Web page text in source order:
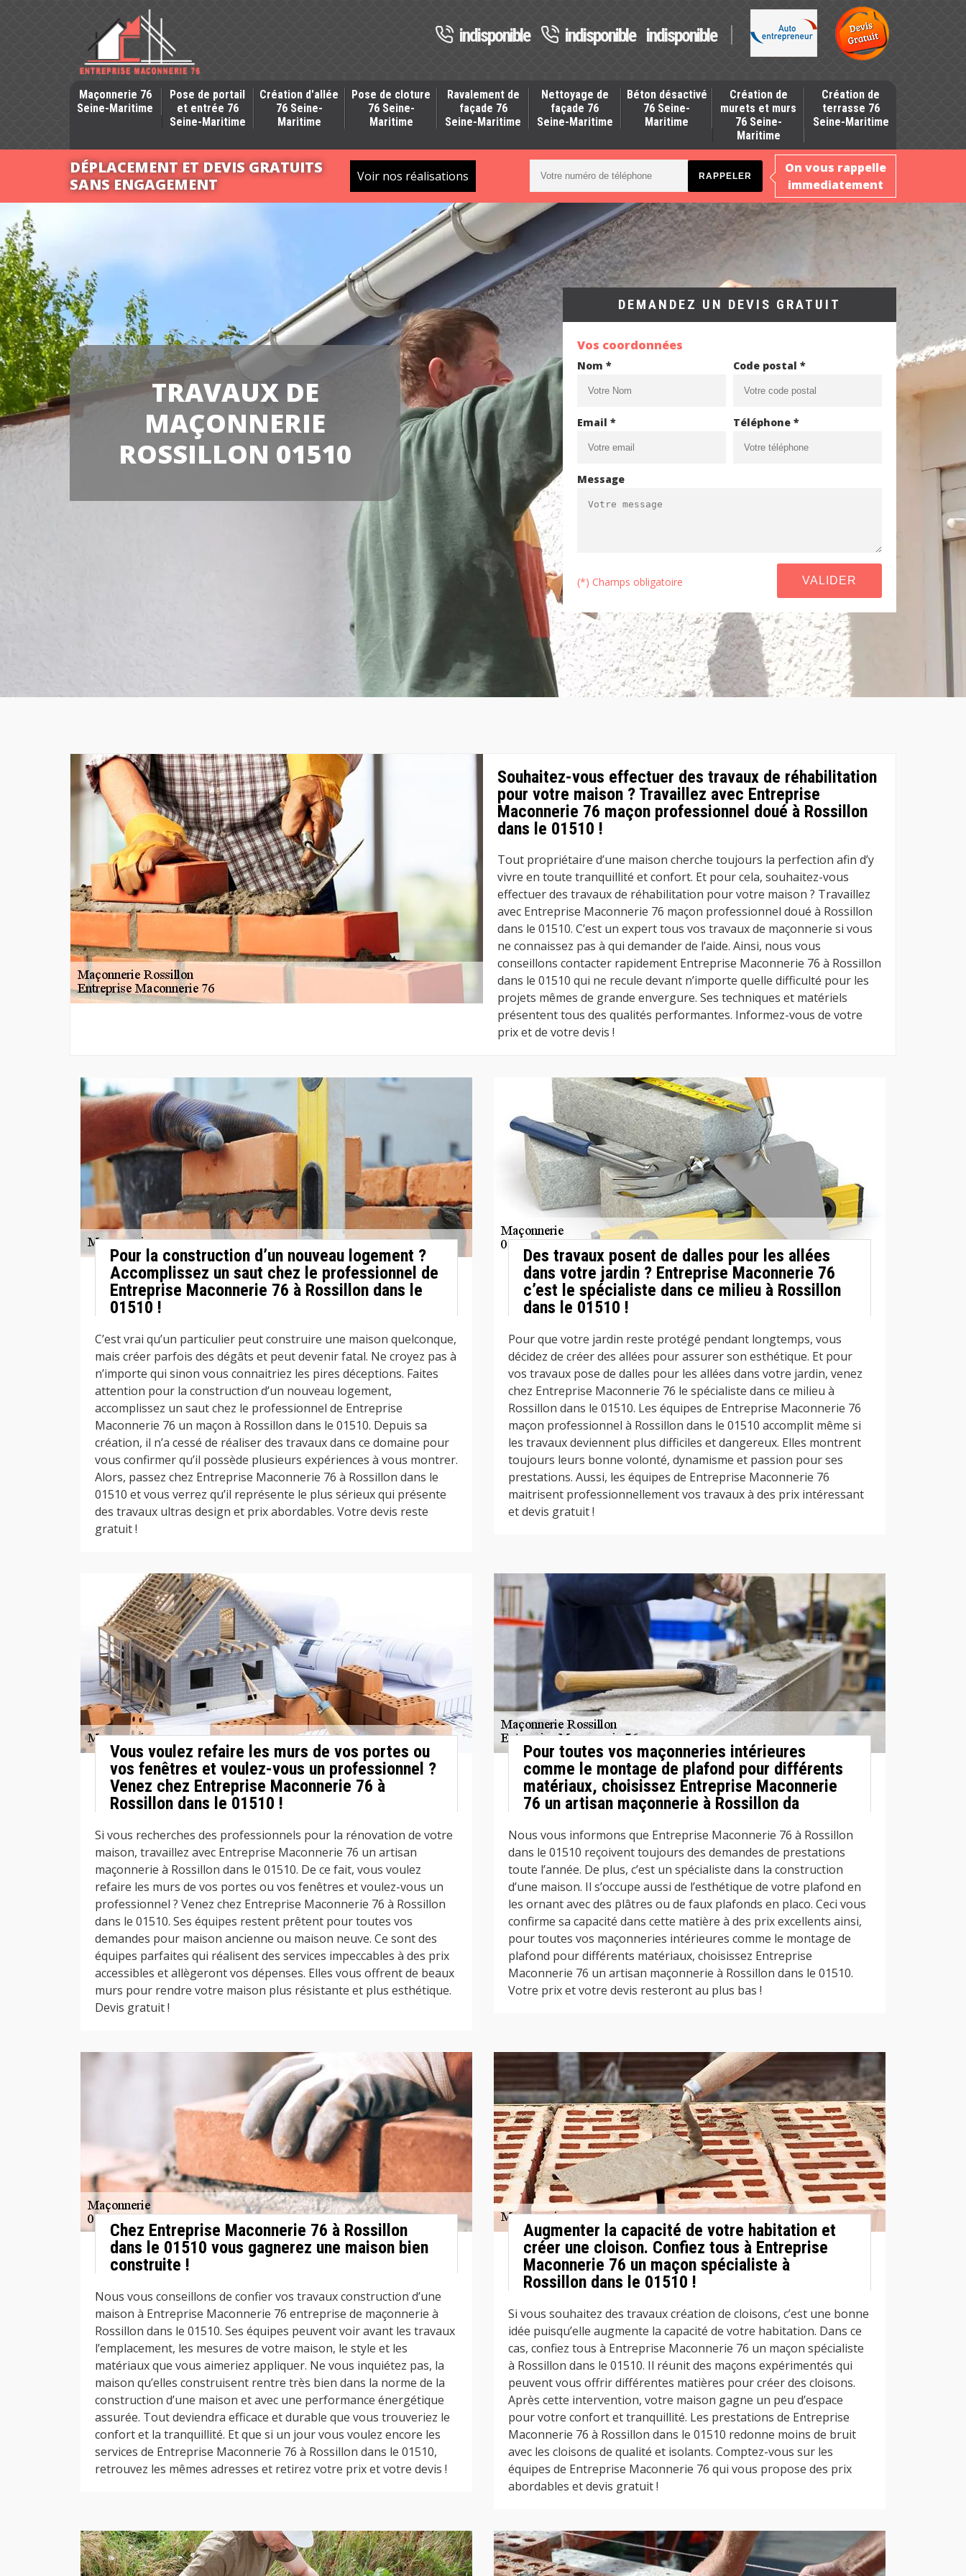
indisponible indisponible indisponible
Maçonnerie 76
Seine-Maritime
Pose de portail
et entrée 76
Seine-Maritime
Création d'allée
76 Seine-
Maritime
Pose de cloture
76 Seine-
Maritime
Ravalement de
façade 76
Seine-Maritime
Nettoyage de
façade 76
Seine-Maritime
Béton désactivé
76 Seine-
Maritime
Création de
murets et murs
76 Seine-
Maritime
Création de
terrasse 76
Seine-Maritime
DÉPLACEMENT ET DEVIS GRATUITS
SANS ENGAGEMENT
Voir nos réalisations
On vous rappelle
immediatement
TRAVAUX DE
MAÇONNERIE
ROSSILLON 01510
DEMANDEZ UN DEVIS GRATUIT
Vos coordonnées
Nom * Code postal *
Email * Téléphone *
Message
(*) Champs obligatoire
Souhaitez-vous effectuer des travaux de réhabilitation
pour votre maison ? Travaillez avec Entreprise
Maconnerie 76 maçon professionnel doué à Rossillon
dans le 01510 !
Tout propriétaire d’une maison cherche toujours la perfection afin d’y
vivre en toute tranquillité et confort. Et pour cela, souhaitez-vous
effectuer des travaux de réhabilitation pour votre maison ? Travaillez
avec Entreprise Maconnerie 76 maçon professionnel doué à Rossillon
dans le 01510. C’est un expert tous vos travaux de maçonnerie si vous
ne connaissez pas à qui demander de l’aide. Ainsi, nous vous
conseillons contacter rapidement Entreprise Maconnerie 76 à Rossillon
dans le 01510 qui ne recule devant n’importe quelle difficulté pour les
projets mêmes de grande envergure. Ses techniques et matériels
présentent tous des qualités performantes. Informez-vous de votre
prix et de votre devis !
Pour la construction d’un nouveau logement ?
Accomplissez un saut chez le professionnel de
Entreprise Maconnerie 76 à Rossillon dans le
01510 !
C’est vrai qu’un particulier peut construire une maison quelconque,
mais créer parfois des dégâts et peut devenir fatal. Ne croyez pas à
n’importe qui sinon vous connaitriez les pires déceptions. Faites
attention pour la construction d’un nouveau logement,
accomplissez un saut chez le professionnel de Entreprise
Maconnerie 76 un maçon à Rossillon dans le 01510. Depuis sa
création, il n’a cessé de réaliser des travaux dans ce domaine pour
vous confirmer qu’il possède plusieurs expériences à vous montrer.
Alors, passez chez Entreprise Maconnerie 76 à Rossillon dans le
01510 et vous verrez qu’il représente le plus sérieux qui présente
des travaux ultras design et prix abordables. Votre devis reste
gratuit !
Des travaux posent de dalles pour les allées
dans votre jardin ? Entreprise Maconnerie 76
c’est le spécialiste dans ce milieu à Rossillon
dans le 01510 !
Pour que votre jardin reste protégé pendant longtemps, vous
décidez de créer des allées pour assurer son esthétique. Et pour
vos travaux pose de dalles pour les allées dans votre jardin, venez
chez Entreprise Maconnerie 76 le spécialiste dans ce milieu à
Rossillon dans le 01510. Les équipes de Entreprise Maconnerie 76
maçon professionnel à Rossillon dans le 01510 accomplit même si
les travaux deviennent plus difficiles et dangereux. Elles montrent
toujours leurs bonne volonté, dynamisme et passion pour ses
prestations. Aussi, les équipes de Entreprise Maconnerie 76
maitrisent professionnellement vos travaux à des prix intéressant
et devis gratuit !
Vous voulez refaire les murs de vos portes ou
vos fenêtres et voulez-vous un professionnel ?
Venez chez Entreprise Maconnerie 76 à
Rossillon dans le 01510 !
Si vous recherches des professionnels pour la rénovation de votre
maison, travaillez avec Entreprise Maconnerie 76 un artisan
maçonnerie à Rossillon dans le 01510. De ce fait, vous voulez
refaire les murs de vos portes ou vos fenêtres et voulez-vous un
professionnel ? Venez chez Entreprise Maconnerie 76 à Rossillon
dans le 01510. Ses équipes restent prêtent pour toutes vos
demandes pour maison ancienne ou maison neuve. Ce sont des
équipes parfaites qui réalisent des services impeccables à des prix
accessibles et allègeront vos dépenses. Elles vous offrent de beaux
murs pour rendre votre maison plus résistante et plus esthétique.
Devis gratuit !
Pour toutes vos maçonneries intérieures
comme le montage de plafond pour différents
matériaux, choisissez Entreprise Maconnerie
76 un artisan maçonnerie à Rossillon da
Nous vous informons que Entreprise Maconnerie 76 à Rossillon
dans le 01510 reçoivent toujours des demandes de prestations
toute l’année. De plus, c’est un spécialiste dans la construction
d’une maison. Il s’occupe aussi de l’esthétique de votre plafond en
les ornant avec des plâtres ou de faux plafonds en placo. Ceci vous
confirme sa capacité dans cette matière à des prix excellents ainsi,
pour toutes vos maçonneries intérieures comme le montage de
plafond pour différents matériaux, choisissez Entreprise
Maconnerie 76 un artisan maçonnerie à Rossillon dans le 01510.
Votre prix et votre devis resteront au plus bas !
Chez Entreprise Maconnerie 76 à Rossillon
dans le 01510 vous gagnerez une maison bien
construite !
Nous vous conseillons de confier vos travaux construction d’une
maison à Entreprise Maconnerie 76 entreprise de maçonnerie à
Rossillon dans le 01510. Ses équipes peuvent voir avant les travaux
l’emplacement, les mesures de votre maison, le style et les
matériaux que vous aimeriez appliquer. Ne vous inquiétez pas, la
maison qu’elles construisent rentre très bien dans la norme de la
construction d’une maison et avec une performance énergétique
assurée. Tout deviendra efficace et durable que vous trouveriez le
confort et la tranquillité. Et que si un jour vous voulez encore les
services de Entreprise Maconnerie 76 à Rossillon dans le 01510,
retrouvez les mêmes adresses et retirez votre prix et votre devis !
Augmenter la capacité de votre habitation et
créer une cloison. Confiez tous à Entreprise
Maconnerie 76 un maçon spécialiste à
Rossillon dans le 01510 !
Si vous souhaitez des travaux création de cloisons, c’est une bonne
idée puisqu’elle augmente la capacité de votre habitation. Dans ce
cas, confiez tous à Entreprise Maconnerie 76 un maçon spécialiste
à Rossillon dans le 01510. Il réunit des maçons expérimentés qui
peuvent vous offrir différentes matières pour créer des cloisons.
Après cette intervention, votre maison gagne un peu d’espace
pour votre confort et tranquillité. Les prestations de Entreprise
Maconnerie 76 à Rossillon dans le 01510 redonne moins de bruit
avec les cloisons de qualité et isolants. Comptez-vous sur les
équipes de Entreprise Maconnerie 76 qui vous propose des prix
abordables et devis gratuit !